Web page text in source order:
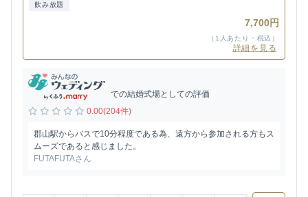
飲み放題
7,700円
（1人あたり・税込）
詳細を見る
での結婚式場としての評価
0.00(204件)
郡山駅からバスで10分程度である為、遠方から参加される方もス
ムーズであると感じました。
FUTAFUTAさん